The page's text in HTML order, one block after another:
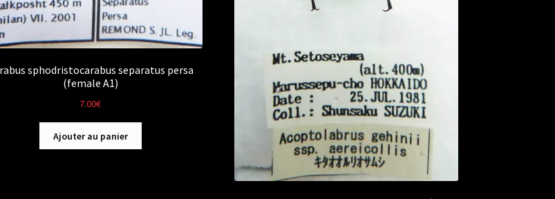
sphodristocarabus separatus persa
(female A1)
7.00€
Ajouter au panier